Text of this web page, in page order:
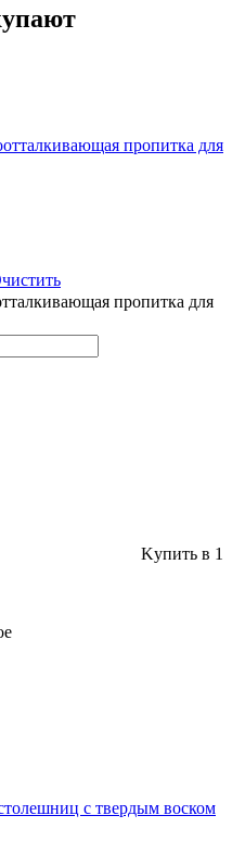
пропитка для
пропитка для
Kупить в 1
с твердым воском